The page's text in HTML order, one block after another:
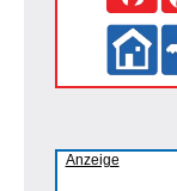
Anzeige